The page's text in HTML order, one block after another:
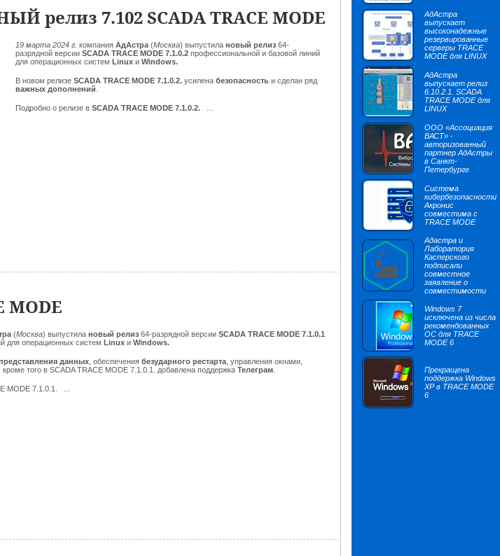
релиз 7.102 SCADA TRACE MODE
19 марта 2024 г. компания АдАстра (Москва) выпустила новый релиз 64-
разрядной версии SCADA TRACE MODE 7.1.0.2 профессиональной и базовой линий
для операционных систем Linux и Windows.
В новом релизе SCADA TRACE MODE 7.1.0.2. усилена безопасность и сделан ряд
важных дополнений
Подробно о релизе в SCADA TRACE MODE 7.1.0.2.
MODE
(Москва) выпустила новый релиз 64-разрядной версии SCADA TRACE MODE 7.1.0.1
для операционных систем Linux и Windows.
данных , обеспечения безударного рестарта , управления окнами,
того в SCADA TRACE MODE 7.1.0.1. добавлена поддержка Телеграм
MODE 7.1.0.1. ...
АдАстра
выпускает
высоконадежные
резервированные
серверы TRACE
MODE для LINUX
АдАстра
выпускает релиз
6.10.2.1. SCADA
TRACE MODE для
LINUX
ООО «Ассоциация
ВАСТ» -
авторизованный
партнер АдАстры
в Санкт-
Петербурге
Система
кибербезопасности
Акронис
совместима с
TRACE MODE
Адастра и
Лаборатория
Касперского
подписали
совместное
заявление о
совместимости
Windows 7
исключена из числа
рекомендованных
ОС для TRACE
MODE 6
Прекращена
поддержка Windows
XP в TRACE MODE
6